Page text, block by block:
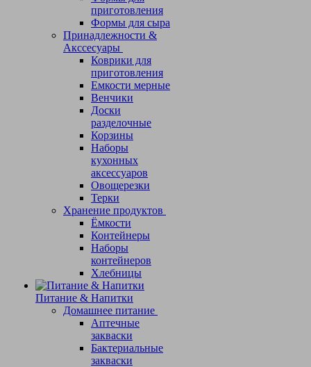
приготовления
Формы для сыра
Принадлежности &
Акссесуары
Коврики для
приготовления
Емкости мерные
Венчики
Доски
разделочные
Корзины
Наборы
кухонных
аксессуаров
Овощерезки
Терки
Хранение продуктов
Ёмкости
Контейнеры
Наборы
контейнеров
Хлебницы
Питание & Напитки
Домашнее питание
Аптечные
закваски
Бактериальные
закваски